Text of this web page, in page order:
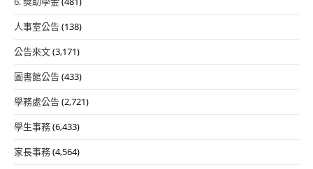
人事室公告(138)
公告來文(3,171)
圖書館公告(433)
學務處公告(2,721)
學生事務(6,433)
家長事務(4,564)